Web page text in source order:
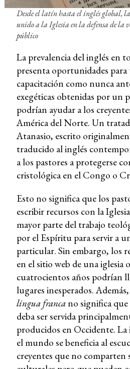
Desde el latín hasta el inglés global,
unido a la Iglesia en la defensa de la
público
La prevalencia del inglés en
presenta oportunidades
capacitación como nunca
exegéticas obtenidas por un
podrían ayudar a los
América del Norte. Un
Atanasio, escrito
traducido al inglés
a los pastores a protegerse
cristológica en el Congo o
Esto no significa que los
escribir recursos con la
mayor parte del trabajo
por el Espíritu para servir a
particular. Sin embargo, los
en el sitio web de una iglesia
cuatrocientos años podrían
lugares inesperados.
lingua francano significa que
deba ser servida
producidos en Occidente.
el mundo se beneficia al
creyentes que no comparten